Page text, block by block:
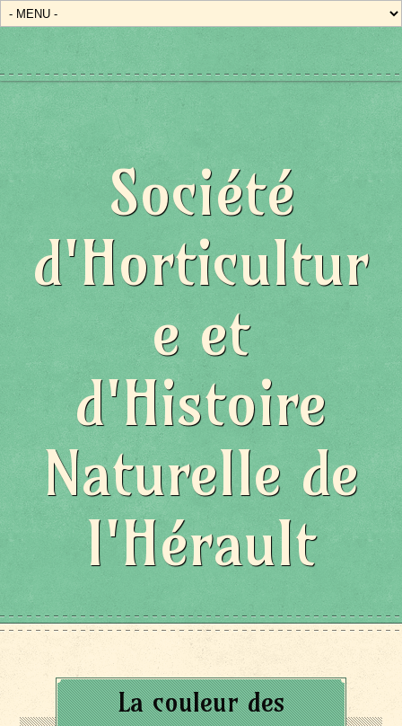
Société
d'Horticultur
e et
d'Histoire
Naturelle de
l'Hérault
La couleur des